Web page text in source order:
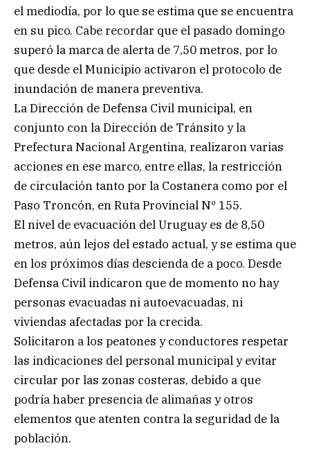
el mediodía, por lo que se estima que se encuentra
en su pico. Cabe recordar que el pasado domingo
superó la marca de alerta de 7,50 metros, por lo
que desde el Municipio activaron el protocolo de
inundación de manera preventiva.
La Dirección de Defensa Civil municipal, en
conjunto con la Dirección de Tránsito y la
Prefectura Nacional Argentina, realizaron varias
acciones en ese marco, entre ellas, la restricción
de circulación tanto por la Costanera como por el
Paso Troncón, en Ruta Provincial Nº 155.
El nivel de evacuación del Uruguay es de 8,50
metros, aún lejos del estado actual, y se estima que
en los próximos días descienda de a poco. Desde
Defensa Civil indicaron que de momento no hay
personas evacuadas ni autoevacuadas, ni
viviendas afectadas por la crecida.
Solicitaron a los peatones y conductores respetar
las indicaciones del personal municipal y evitar
circular por las zonas costeras, debido a que
podría haber presencia de alimañas y otros
elementos que atenten contra la seguridad de la
población.